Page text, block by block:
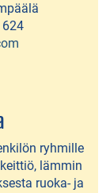
624
ryhmille
lämmin
ruoka- ja